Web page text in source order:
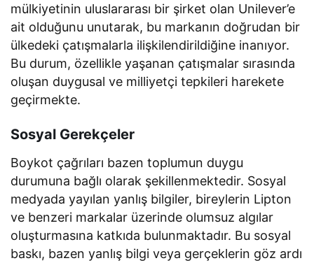
mülkiyetinin uluslararası bir şirket olan Unilever’e
ait olduğunu unutarak, bu markanın doğrudan bir
ülkedeki çatışmalarla ilişkilendirildiğine inanıyor.
Bu durum, özellikle yaşanan çatışmalar sırasında
oluşan duygusal ve milliyetçi tepkileri harekete
geçirmekte.
Sosyal Gerekçeler
Boykot çağrıları bazen toplumun duygu
durumuna bağlı olarak şekillenmektedir. Sosyal
medyada yayılan yanlış bilgiler, bireylerin Lipton
ve benzeri markalar üzerinde olumsuz algılar
oluşturmasına katkıda bulunmaktadır. Bu sosyal
baskı, bazen yanlış bilgi veya gerçeklerin göz ardı